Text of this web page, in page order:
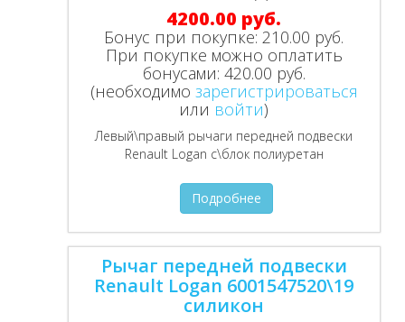
4200.00 руб.
Бонус при покупке:210.00 руб.
При покупке можно оплатить
бонусами: 420.00 руб.
(необходимо зарегистрироваться
или войти)
Левый\правый рычаги передней подвески
Renault Logan с\блок полиуретан
Подробнее
Рычаг передней подвески
Renault Logan 6001547520\19
силикон